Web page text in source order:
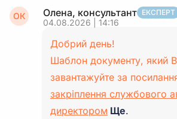
ОК Олена, консультант ЕКСПЕРТ
04.08.2026 | 14:16
Добрий день!
Шаблон документу, який
завантажуйте за
закріплення службового
директором Ще.